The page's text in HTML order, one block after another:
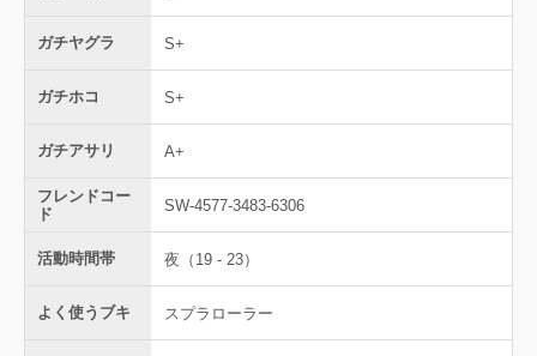
ガチヤグラ S+
ガチホコ S+
ガチアサリ A+
フレンドコー
ド
SW-4577-3483-6306
活動時間帯 夜（19 - 23）
よく使うブキ スプラローラー